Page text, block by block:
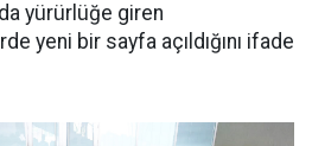
yürürlüğe giren
yeni bir sayfa açıldığını ifade